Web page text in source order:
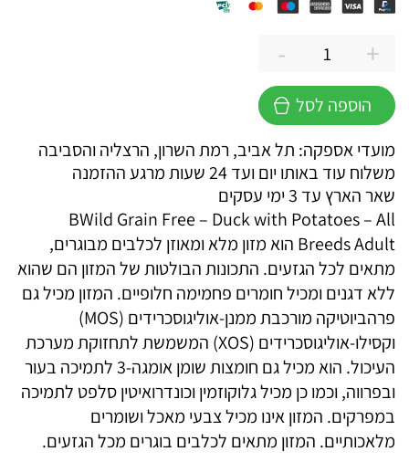
+כמות
של
מונג'
ויילד
לכלבים
בוגרים
מכל
הגזעים
ברווז
עם
תפו"א
ללא
דגנים
-
הוספה לסל
מועדי אספקה: תל אביב, רמת השרון, הרצליה והסביבה
משלוח עוד באותו יום ועד 24 שעות מרגע ההזמנה
שאר הארץ עד 3 ימי עסקים
BWild Grain Free – Duck with Potatoes – All
Breeds Adult הוא מזון מלא ומאוזן לכלבים מבוגרים,
מתאים לכל הגזעים. התכונות הבולטות של המזון הם שהוא
ללא דגנים ומכיל חומרים פחמימה חלופיים. המזון מכיל גם
פרהביוטיקה מורכבת ממנן-אוליגוסכרידים (MOS)
וקסילו-אוליגוסכרידים (XOS) המשמשת לתחזוקת מערכת
העיכול. הוא מכיל גם חומצות שומן אומגה-3 לתמיכה בעור
ובפרווה, וכמו כן מכיל גלוקוזמין וכונדרואיטין סלפט לתמיכה
במפרקים. המזון אינו מכיל צבעי מאכל ושומרים
מלאכותיים. המזון מתאים לכלבים בוגרים מכל הגזעים.